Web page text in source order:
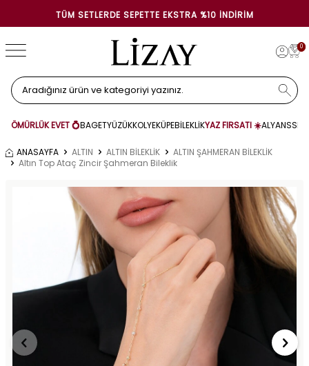
TÜM SETLERDE SEPETTE EKSTRA %10 İNDIRIM
0
ÖMÜRLÜK EVET 💍BAGETYÜZÜKKOLYEKÜPEBİLEKLİKYAZ FIRSATI ☀️ALYANS
ANASAYFA ALTIN ALTIN BİLEKLİK
ALTIN ŞAHMERAN BİLEKLİK
Altın Top Ataç Zincir Şahmeran Bileklik